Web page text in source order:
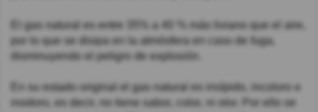
El gas natural es entre 35% a 40 % más liviano que el aire,
por lo que se disipa en la atmósfera en caso de fuga,
disminuyendo el peligro de explosión.
En su estado original el gas natural es insípido, incoloro e
inodoro, es decir, no tiene sabor, color, ni olor. Por ello se